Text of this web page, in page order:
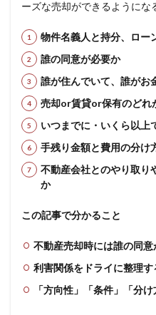
ーズな売却ができるようにな
物件名義人と持分、ロー
誰の同意が必要か
誰が住んでいて、誰がお
売却or賃貸or保有のどれ
いつまでに・いくら以上
手残り金額と費用の分け
不動産会社とのやり取り
か
この記事で分かること
不動産売却時には誰の同意
利害関係をドライに整理す
「方向性」「条件」「分